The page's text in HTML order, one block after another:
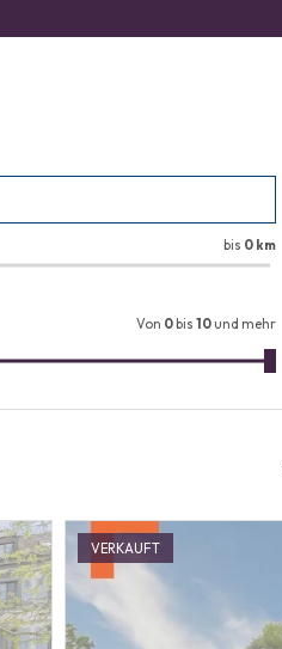
bis 0 km
Von 0 bis 10 und mehr
VERKAUFT